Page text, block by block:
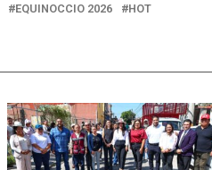
EQUINOCCIO 2026
HOT